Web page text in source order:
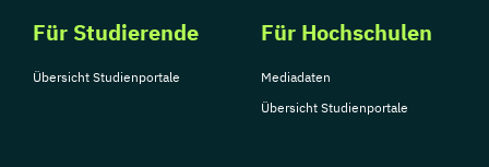
Für Studierende
Übersicht Studienportale
Für Hochschulen
Mediadaten
Übersicht Studienportale